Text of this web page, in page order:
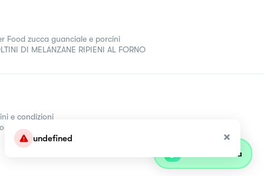
undefined
Food zucca guanciale e porcini
DI MELANZANE RIPIENI AL FORNO
e condizioni
Parla con olivia